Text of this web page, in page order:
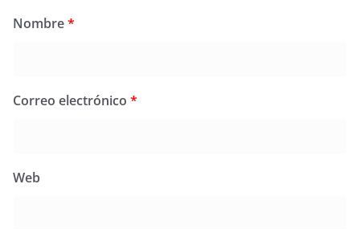
Nombre*
Correo electrónico *
Web